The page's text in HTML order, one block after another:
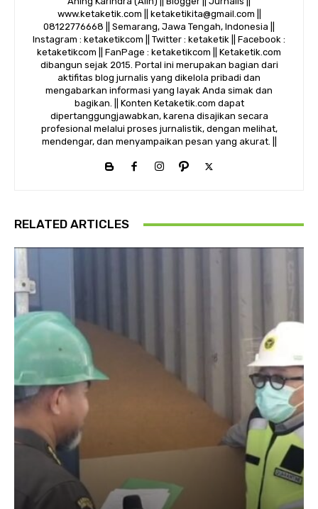
www.ketaketik.com || ketaketikita@gmail.com ||
08122776668 || Semarang, Jawa Tengah, Indonesia ||
Instagram : ketaketikcom || Twitter : ketaketik || Facebook :
ketaketikcom || FanPage : ketaketikcom || Ketaketik.com
dibangun sejak 2015. Portal ini merupakan bagian dari
aktifitas blog jurnalis yang dikelola pribadi dan
mengabarkan informasi yang layak Anda simak dan
bagikan. || Konten Ketaketik.com dapat
dipertanggungjawabkan, karena disajikan secara
profesional melalui proses jurnalistik, dengan melihat,
mendengar, dan menyampaikan pesan yang akurat. ||
RELATED ARTICLES